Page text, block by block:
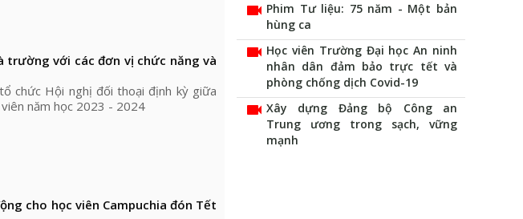
trường với các đơn vị chức năng và
chức Hội nghị đối thoại định kỳ giữa
năm học 2023 - 2024
cho học viên Campuchia đón Tết
videocam Phim Tư liệu: 75 năm - Một bản
hùng ca
videocam Học viên Trường Đại học An ninh
nhân dân đảm bảo trực tết và
phòng chống dịch Covid-19
videocam Xây dựng Đảng bộ Công an
Trung ương trong sạch, vững
mạnh